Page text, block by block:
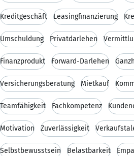
Kreditgeschäft Leasingfinanzierung
Umschuldung Privatdarlehen
Finanzprodukt Forward-Darlehen
Versicherungsberatung Mietkauf
Teamfähigkeit Fachkompetenz
Motivation Zuverlässigkeit
Selbstbewusstsein Belastbarkeit